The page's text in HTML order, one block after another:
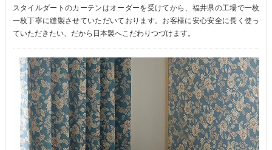
スタイルダートのカーテンはオーダーを受けてから、福井県の工場で一枚
一枚丁寧に縫製させていただいております。お客様に安心安全に長く使っ
ていただきたい、だから日本製へこだわりつづけます。